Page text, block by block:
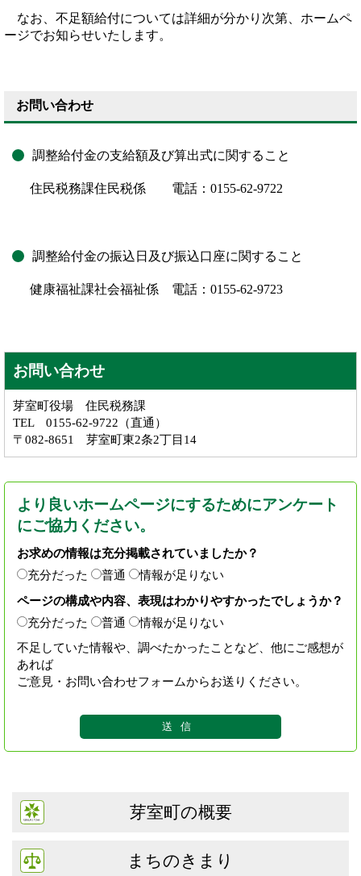
なお、不足額給付については詳細が分かり次第、ホームペ
ージでお知らせいたします。
お問い合わせ
調整給付金の支給額及び算出式に関すること
住民税務課住民税係 電話：0155-62-9722
調整給付金の振込日及び振込口座に関すること
健康福祉課社会福祉係 電話：0155-62-9723
お問い合わせ
芽室町役場 住民税務課
TEL 0155-62-9722（直通）
〒082-8651 芽室町東2条2丁目14
より良いホームページにするためにアンケート
にご協力ください。
お求めの情報は充分掲載されていましたか？
充分だった
普通
情報が足りない
ページの構成や内容、表現はわかりやすかったでしょうか？
充分だった
普通
情報が足りない
不足していた情報や、調べたかったことなど、他にご感想が
あれば
ご意見・お問い合わせフォームからお送りください。
芽室町の概要
まちのきまり